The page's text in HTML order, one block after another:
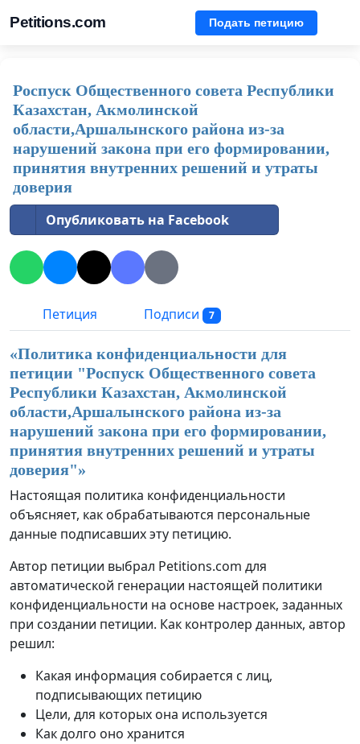
Petitions.com Подать петицию
Роспуск Общественного совета Республики
Казахстан, Акмолинской
области,Аршалынского района из-за
нарушений закона при его формировании,
принятия внутренних решений и утраты
доверия
Опубликовать на Facebook
Петиция Подписи 7
«Политика конфиденциальности для
петиции "Роспуск Общественного совета
Республики Казахстан, Акмолинской
области,Аршалынского района из-за
нарушений закона при его формировании,
принятия внутренних решений и утраты
доверия"»
Настоящая политика конфиденциальности
объясняет, как обрабатываются персональные
данные подписавших эту петицию.
Автор петиции выбрал Petitions.com для
автоматической генерации настоящей политики
конфиденциальности на основе настроек, заданных
при создании петиции. Как контролер данных, автор
решил:
Какая информация собирается с лиц,
подписывающих петицию
Цели, для которых она используется
Как долго оно хранится